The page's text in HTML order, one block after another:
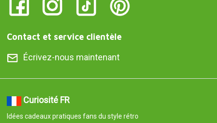
Contact et service clientèle
Écrivez-nous maintenant
Curiosité FR
Idées cadeaux pratiques fans du style rétro